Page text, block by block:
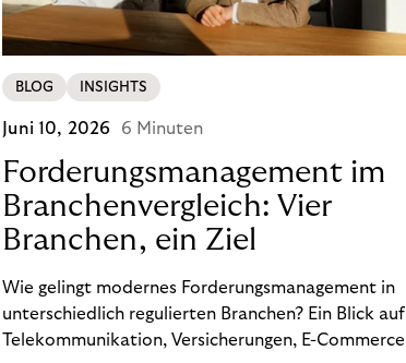
BLOG INSIGHTS
Juni 10, 2026 6 Minuten
Forderungsmanagement im
Branchenvergleich: Vier
Branchen, ein Ziel
Wie gelingt modernes Forderungsmanagement in
unterschiedlich regulierten Branchen? Ein Blick auf
Telekommunikation, Versicherungen, E-Commerce